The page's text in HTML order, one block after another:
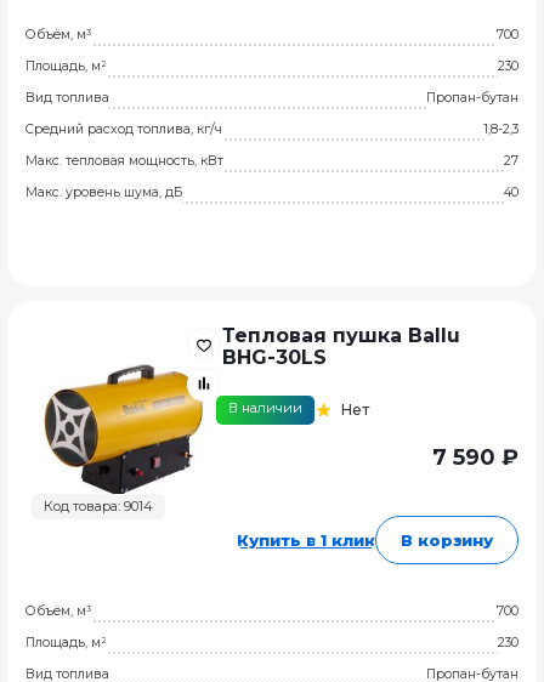
Объём, м³
700
Площадь, м²
230
Вид топлива
Пропан-бутан
Средний расход топлива, кг/ч
1,8-2,3
Макс. тепловая мощность, кВт
27
Макс. уровень шума, дБ
40
Код товара: 9014
Тепловая пушка Ballu
BHG-30LS
В наличии Нет
7 590 ₽
Купить в 1 клик В корзину
Объём, м³
700
Площадь, м²
230
Вид топлива
Пропан-бутан